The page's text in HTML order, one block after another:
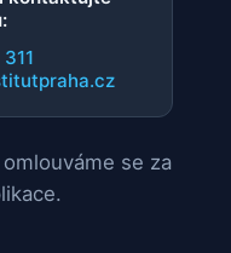
se za